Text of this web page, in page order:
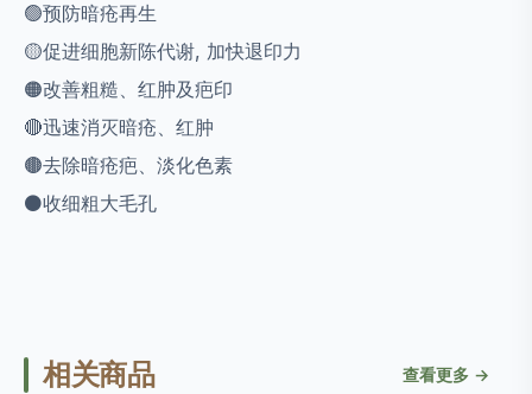
🟢预防暗疮再生
🟡促进细胞新陈代谢, 加快退印力
🟠改善粗糙、红肿及疤印
🔴迅速消灭暗疮、红肿
🟤去除暗疮疤、淡化色素
⚫️收细粗大毛孔
相关商品 查看更多 →